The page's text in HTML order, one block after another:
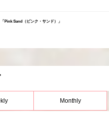
Pink Sand（ピンク・サンド）」
Monthly